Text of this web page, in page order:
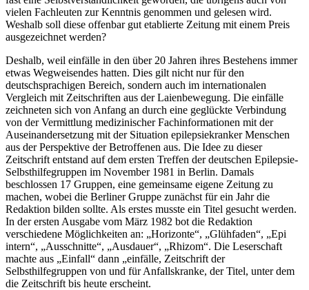
vielen Fachleuten zur Kenntnis genommen und gelesen wird.
Weshalb soll diese offenbar gut etablierte Zeitung mit einem Preis
ausgezeichnet werden?
Deshalb, weil einfälle in den über 20 Jahren ihres Bestehens immer
etwas Wegweisendes hatten. Dies gilt nicht nur für den
deutschsprachigen Bereich, sondern auch im internationalen
Vergleich mit Zeitschriften aus der Laienbewegung. Die einfälle
zeichneten sich von Anfang an durch eine geglückte Verbindung
von der Vermittlung medizinischer Fachinformationen mit der
Auseinandersetzung mit der Situation epilepsiekranker Menschen
aus der Perspektive der Betroffenen aus. Die Idee zu dieser
Zeitschrift entstand auf dem ersten Treffen der deutschen Epilepsie-
Selbsthilfegruppen im November 1981 in Berlin. Damals
beschlossen 17 Gruppen, eine gemeinsame eigene Zeitung zu
machen, wobei die Berliner Gruppe zunächst für ein Jahr die
Redaktion bilden sollte. Als erstes musste ein Titel gesucht werden.
In der ersten Ausgabe vom März 1982 bot die Redaktion
verschiedene Möglichkeiten an: „Horizonte“, „Glühfaden“, „Epi
intern“, „Ausschnitte“, „Ausdauer“, „Rhizom“. Die Leserschaft
machte aus „Einfall“ dann „einfälle, Zeitschrift der
Selbsthilfegruppen von und für Anfallskranke, der Titel, unter dem
die Zeitschrift bis heute erscheint.